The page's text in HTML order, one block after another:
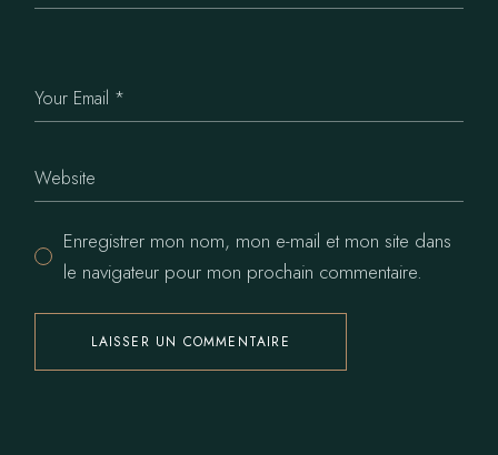
Enregistrer mon nom, mon e-mail et mon site dans
le navigateur pour mon prochain commentaire.
LAISSER UN COMMENTAIRE